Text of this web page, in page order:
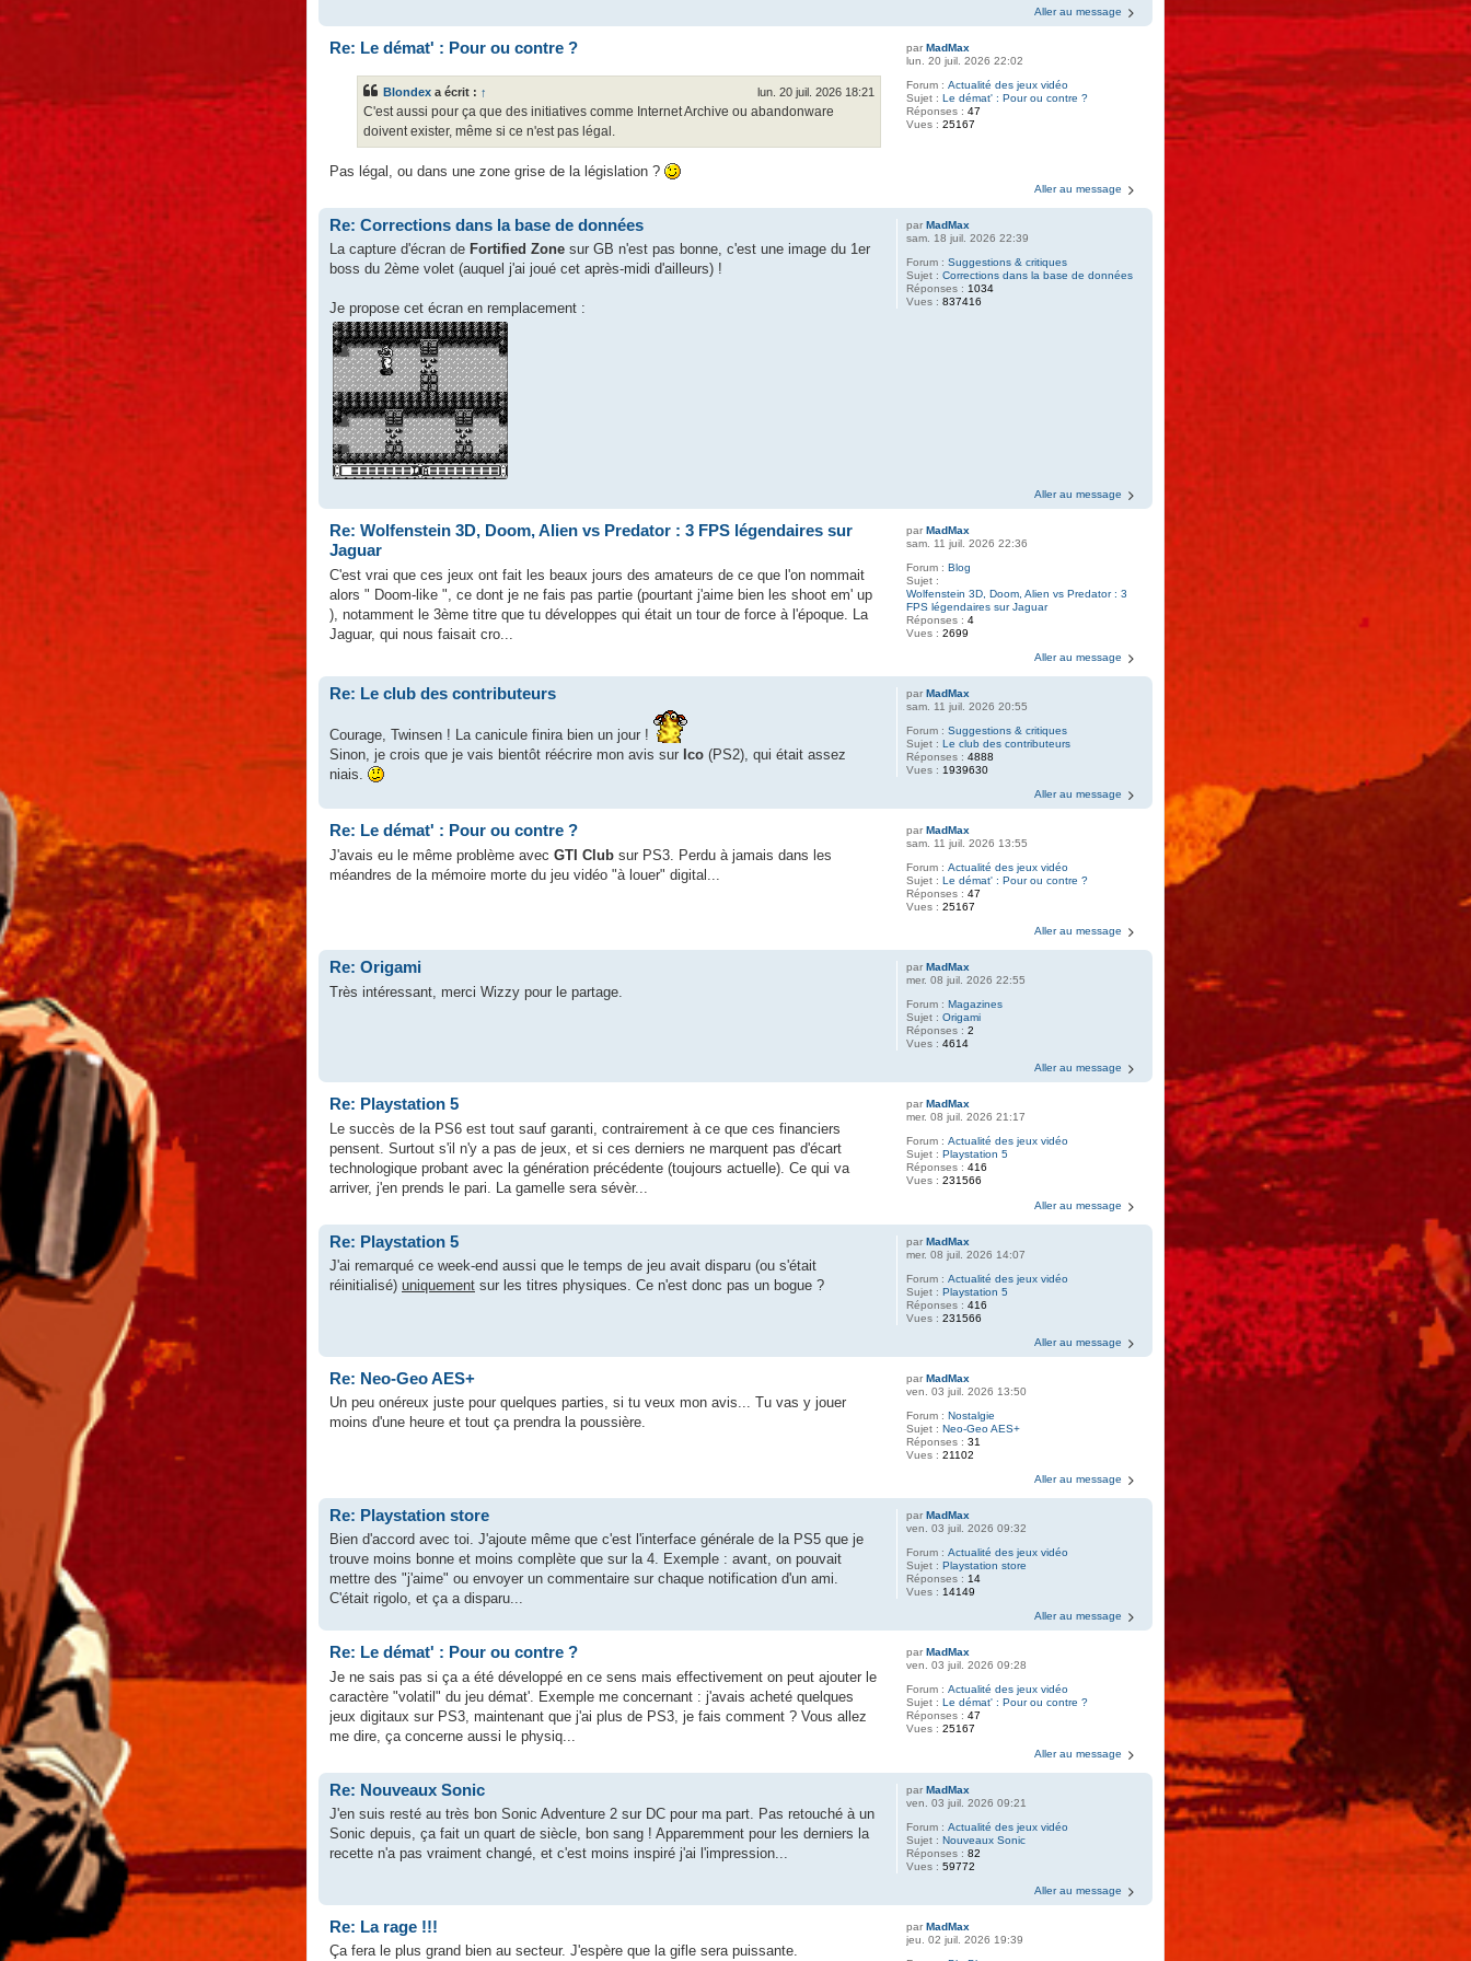
Aller au message
parMadMax
lun. 20 juil. 2026 22:02
Forum :Actualité des jeux vidéo
Sujet :Le démat' : Pour ou contre ?
Réponses :47
Vues :25167
Re: Le démat' : Pour ou contre ?
Blondex a écrit : ↑ lun. 20 juil. 2026 18:21
C'est aussi pour ça que des initiatives comme Internet Archive ou abandonware
doivent exister, même si ce n'est pas légal.
Pas légal, ou dans une zone grise de la législation ?
Aller au message
parMadMax
sam. 18 juil. 2026 22:39
Forum :Suggestions & critiques
Sujet :Corrections dans la base de données
Réponses : 1034
Vues :837416
Re: Corrections dans la base de données
La capture d'écran de Fortified Zone sur GB n'est pas bonne, c'est une image du 1er
boss du 2ème volet (auquel j'ai joué cet après-midi d'ailleurs) !
Je propose cet écran en remplacement :
Aller au message
parMadMax
sam. 11 juil. 2026 22:36
Forum :Blog
Sujet :
Wolfenstein 3D, Doom, Alien vs Predator : 3
FPS légendaires sur Jaguar
Réponses :4
Vues :2699
Re: Wolfenstein 3D, Doom, Alien vs Predator : 3 FPS légendaires sur
Jaguar
C'est vrai que ces jeux ont fait les beaux jours des amateurs de ce que l'on nommait
alors " Doom-like ", ce dont je ne fais pas partie (pourtant j'aime bien les shoot em' up
), notamment le 3ème titre que tu développes qui était un tour de force à l'époque. La
Jaguar, qui nous faisait cro...
Aller au message
parMadMax
sam. 11 juil. 2026 20:55
Forum :Suggestions & critiques
Sujet :Le club des contributeurs
Réponses :4888
Vues : 1939630
Re: Le club des contributeurs
Courage, Twinsen ! La canicule finira bien un jour !
Sinon, je crois que je vais bientôt réécrire mon avis sur Ico (PS2), qui était assez
niais.
Aller au message
parMadMax
sam. 11 juil. 2026 13:55
Forum :Actualité des jeux vidéo
Sujet :Le démat' : Pour ou contre ?
Réponses :47
Vues :25167
Re: Le démat' : Pour ou contre ?
J'avais eu le même problème avec GTI Club sur PS3. Perdu à jamais dans les
méandres de la mémoire morte du jeu vidéo "à louer" digital...
Aller au message
parMadMax
mer. 08 juil. 2026 22:55
Forum :Magazines
Sujet :Origami
Réponses :2
Vues :4614
Re: Origami
Très intéressant, merci Wizzy pour le partage.
Aller au message
parMadMax
mer. 08 juil. 2026 21:17
Forum :Actualité des jeux vidéo
Sujet :Playstation 5
Réponses :416
Vues :231566
Re: Playstation 5
Le succès de la PS6 est tout sauf garanti, contrairement à ce que ces financiers
pensent. Surtout s'il n'y a pas de jeux, et si ces derniers ne marquent pas d'écart
technologique probant avec la génération précédente (toujours actuelle). Ce qui va
arriver, j'en prends le pari. La gamelle sera sévèr...
Aller au message
parMadMax
mer. 08 juil. 2026 14:07
Forum :Actualité des jeux vidéo
Sujet :Playstation 5
Réponses :416
Vues :231566
Re: Playstation 5
J'ai remarqué ce week-end aussi que le temps de jeu avait disparu (ou s'était
réinitialisé) uniquement sur les titres physiques. Ce n'est donc pas un bogue ?
Aller au message
parMadMax
ven. 03 juil. 2026 13:50
Forum :Nostalgie
Sujet :Neo-Geo AES+
Réponses :31
Vues :21102
Re: Neo-Geo AES+
Un peu onéreux juste pour quelques parties, si tu veux mon avis... Tu vas y jouer
moins d'une heure et tout ça prendra la poussière.
Aller au message
parMadMax
ven. 03 juil. 2026 09:32
Forum :Actualité des jeux vidéo
Sujet :Playstation store
Réponses : 14
Vues : 14149
Re: Playstation store
Bien d'accord avec toi. J'ajoute même que c'est l'interface générale de la PS5 que je
trouve moins bonne et moins complète que sur la 4. Exemple : avant, on pouvait
mettre des "j'aime" ou envoyer un commentaire sur chaque notification d'un ami.
C'était rigolo, et ça a disparu...
Aller au message
parMadMax
ven. 03 juil. 2026 09:28
Forum :Actualité des jeux vidéo
Sujet :Le démat' : Pour ou contre ?
Réponses :47
Vues :25167
Re: Le démat' : Pour ou contre ?
Je ne sais pas si ça a été développé en ce sens mais effectivement on peut ajouter le
caractère "volatil" du jeu démat'. Exemple me concernant : j'avais acheté quelques
jeux digitaux sur PS3, maintenant que j'ai plus de PS3, je fais comment ? Vous allez
me dire, ça concerne aussi le physiq...
Aller au message
parMadMax
ven. 03 juil. 2026 09:21
Forum :Actualité des jeux vidéo
Sujet :Nouveaux Sonic
Réponses :82
Vues :59772
Re: Nouveaux Sonic
J'en suis resté au très bon Sonic Adventure 2 sur DC pour ma part. Pas retouché à un
Sonic depuis, ça fait un quart de siècle, bon sang ! Apparemment pour les derniers la
recette n'a pas vraiment changé, et c'est moins inspiré j'ai l'impression...
Aller au message
parMadMax
jeu. 02 juil. 2026 19:39
Re: La rage !!!
Ça fera le plus grand bien au secteur. J'espère que la gifle sera puissante.